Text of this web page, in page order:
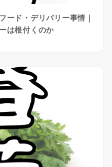
ード・デリバリー事情｜
は根付くのか